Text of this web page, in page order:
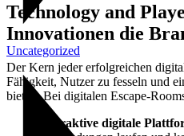
Uncategorized
Technology and
Innovationen die
Der Kern jeder erfolgreichen
Fähigkeit, Nutzer zu fesseln und
bieten. Bei digitalen Escape-
Interaktive digitale